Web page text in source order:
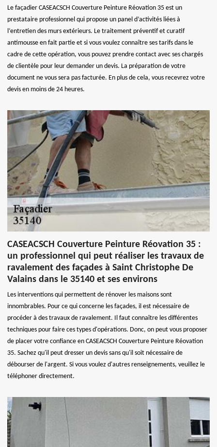
Le façadier CASEACSCH Couverture Peinture Réovation 35 est un
prestataire professionnel qui propose un panel d’activités liées à
l’entretien des murs extérieurs. Le traitement préventif et curatif
antimousse en fait partie et si vous voulez connaître ses tarifs dans le
cadre de cette opération, vous pouvez prendre contact avec ses chargés
de clientèle pour leur demander un devis. La préparation de votre
document ne vous sera pas facturée. En plus de cela, vous recevrez votre
devis en moins de 24 heures.
CASEACSCH Couverture Peinture Réovation 35 :
un professionnel qui peut réaliser les travaux de
ravalement des façades à Saint Christophe De
Valains dans le 35140 et ses environs
Les interventions qui permettent de rénover les maisons sont
innombrables. Pour ce qui concerne les façades, il est nécessaire de
procéder à des travaux de ravalement. Il faut connaître les différentes
techniques pour faire ces types d'opérations. Donc, on peut vous proposer
de placer votre confiance en CASEACSCH Couverture Peinture Réovation
35. Sachez qu'il peut dresser un devis sans qu'il soit nécessaire de
débourser de l'argent. Si vous voulez d'autres renseignements, veuillez le
téléphoner directement.